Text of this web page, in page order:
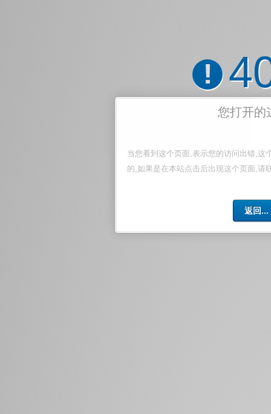
!
您打开的
当您看到这个页面,表示您的访问出错,这
的,如果是在本站点击后出现这个页面,请
返回...